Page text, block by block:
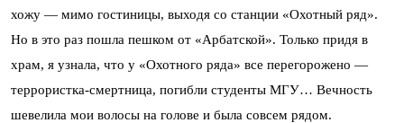
хожу — мимо гостиницы, выходя со станции «Охотный ряд».
Но в это раз пошла пешком от «Арбатской». Только придя в
храм, я узнала, что у «Охотного ряда» все перегорожено —
террористка-смертница, погибли студенты МГУ… Вечность
шевелила мои волосы на голове и была совсем рядом.